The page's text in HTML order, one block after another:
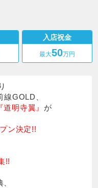
入店祝金
最大50万円
GOLD、
『道明寺翼』 が
ン決定!!
!!